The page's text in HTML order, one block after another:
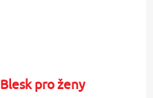
Blesk pro ženy